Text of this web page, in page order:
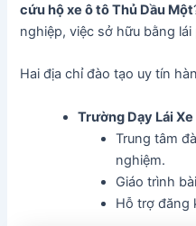
cứu hộ xe ô tô Thủ Dầu Một
nghiệp, việc sở hữu bằng
Hai địa chỉ đào tạo uy tín
Trường Dạy Lái
Trung tâm
nghiệm.
Giáo trình
Hỗ trợ đăng